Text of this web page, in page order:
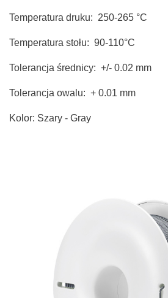
Temperatura druku: 250-265 °C
Temperatura stołu: 90-110°C
Tolerancja średnicy: +/- 0.02 mm
Tolerancja owalu: + 0.01 mm
Kolor: Szary - Gray